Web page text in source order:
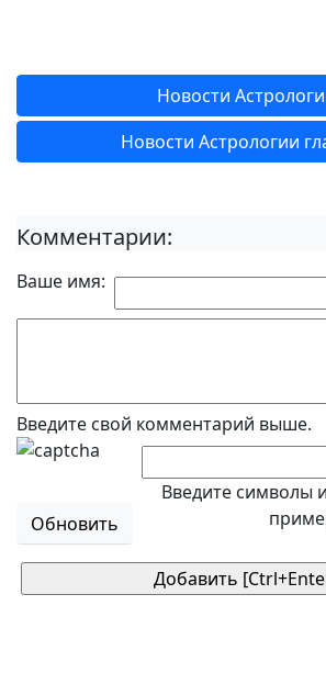
Новости
Новости Астрологии
Комментарии:
Ваше имя:
Введите свой комментарий выше.
Обновить
Введите символы